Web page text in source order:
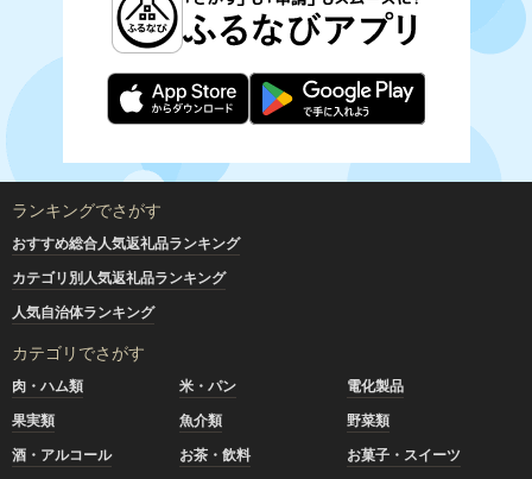
ランキングでさがす
おすすめ総合人気返礼品ランキング
カテゴリ別人気返礼品ランキング
人気自治体ランキング
カテゴリでさがす
肉・ハム類 米・パン
電化製品
果実類
魚介類
野菜類
酒・アルコール
お茶・飲料
お菓子・スイーツ